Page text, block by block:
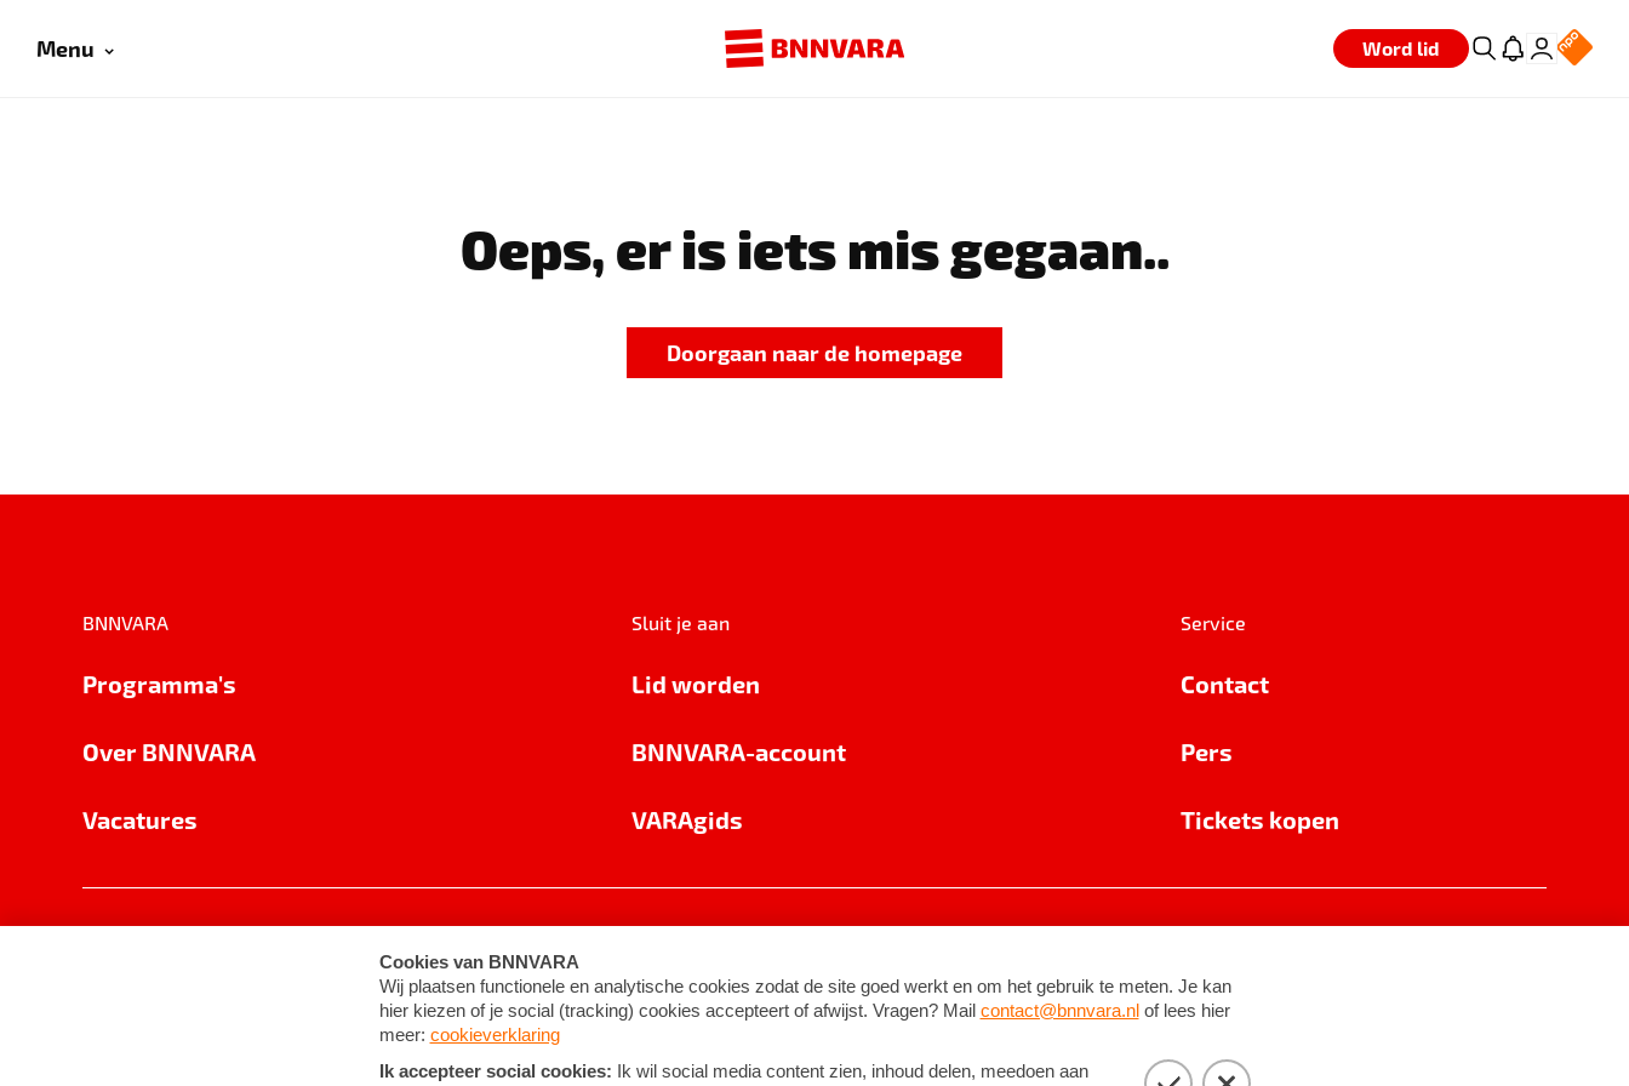
Menu Word lid
Oeps, er is iets mis gegaan..
Doorgaan naar de homepage
BNNVARA
Programma's
Over BNNVARA
Vacatures
Sluit je aan
Lid worden
BNNVARA-account
VARAgids
Service
Contact
Pers
Tickets kopen
Cookie-instellingen Algemene voorwaarden ©2026BNNVARA